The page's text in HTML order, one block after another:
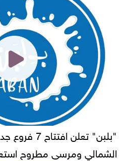
"بلبن" تعلن
الشمالي ومرسى مطروح